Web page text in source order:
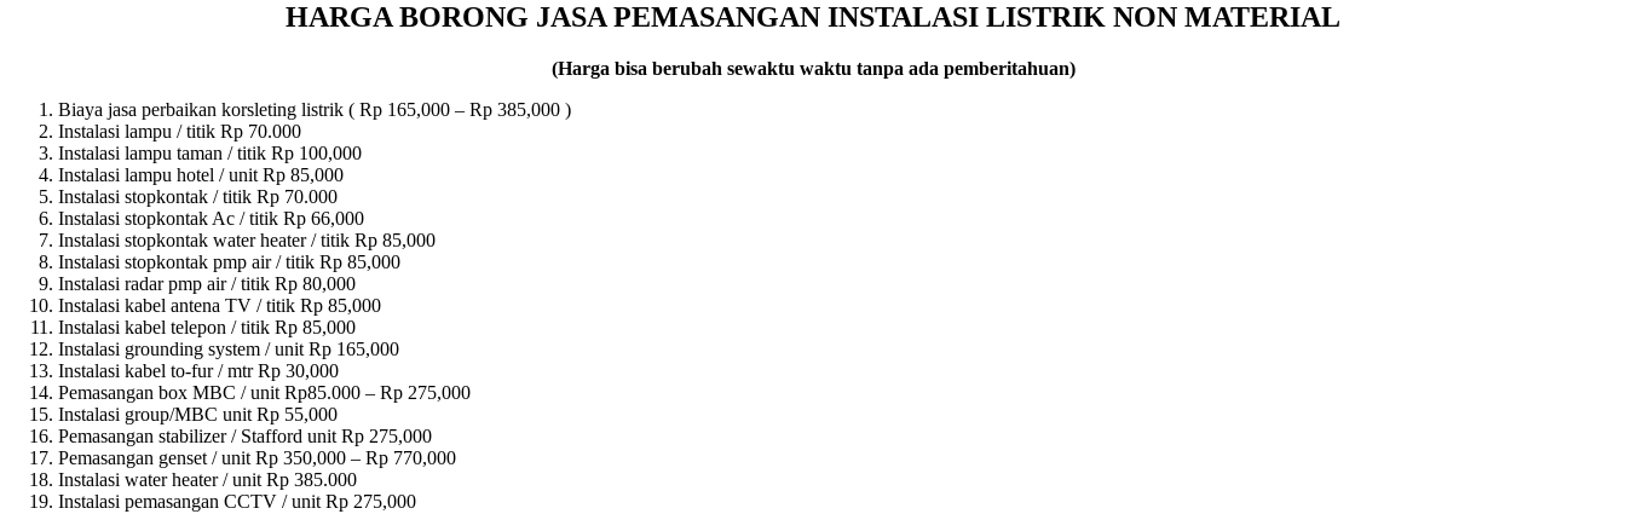
HARGA BORONG JASA PEMASANGAN INSTALASI LISTRIK NON MATERIAL
(Harga bisa berubah sewaktu waktu tanpa ada pemberitahuan)
Biaya jasa perbaikan korsleting listrik ( Rp 165,000 – Rp 385,000 )
Instalasi lampu / titik Rp 70.000
Instalasi lampu taman / titik Rp 100,000
Instalasi lampu hotel / unit Rp 85,000
Instalasi stopkontak / titik Rp 70.000
Instalasi stopkontak Ac / titik Rp 66,000
Instalasi stopkontak water heater / titik Rp 85,000
Instalasi stopkontak pmp air / titik Rp 85,000
Instalasi radar pmp air / titik Rp 80,000
Instalasi kabel antena TV / titik Rp 85,000
Instalasi kabel telepon / titik Rp 85,000
Instalasi grounding system / unit Rp 165,000
Instalasi kabel to-fur / mtr Rp 30,000
Pemasangan box MBC / unit Rp85.000 – Rp 275,000
Instalasi group/MBC unit Rp 55,000
Pemasangan stabilizer / Stafford unit Rp 275,000
Pemasangan genset / unit Rp 350,000 – Rp 770,000
Instalasi water heater / unit Rp 385.000
Instalasi pemasangan CCTV / unit Rp 275,000